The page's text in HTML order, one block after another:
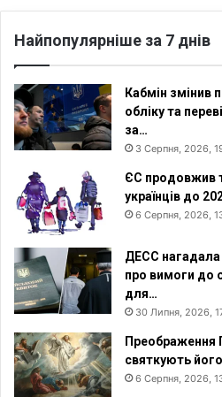
Найпопулярніше за 7 днів
Кабмін змінив
обліку та
за…
3 Серпня, 2026,
ЄС продовжив
українців до
6 Серпня, 2026,
ДЕСС нагадала
про вимоги до
для…
30 Липня, 2026,
Преображення
святкують
6 Серпня, 2026,